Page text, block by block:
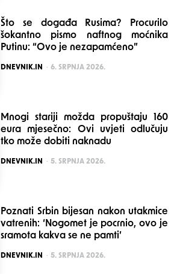
Što se događa Rusima? Procurilo
šokantno pismo naftnog moćnika
Putinu: “Ovo je nezapamćeno”
POSTED
DNEVNIK.IN 6. SRPNJA 2026.
Mnogi stariji možda propuštaju 160
eura mjesečno: Ovi uvjeti odlučuju
tko može dobiti naknadu
POSTED
DNEVNIK.IN 5. SRPNJA 2026.
Poznati Srbin bijesan nakon utakmice
vatrenih: ‘Nogomet je pocrnio, ovo je
sramota kakva se ne pamti’
POSTED
DNEVNIK.IN 5. SRPNJA 2026.